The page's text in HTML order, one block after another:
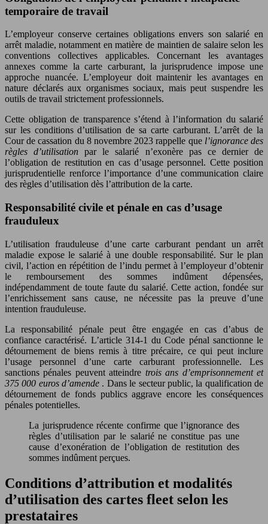
temporaire de travail
L’employeur conserve certaines obligations envers son salarié en
arrêt maladie, notamment en matière de maintien de salaire selon les
conventions collectives applicables. Concernant les avantages
annexes comme la carte carburant, la jurisprudence impose une
approche nuancée. L’employeur doit maintenir les avantages en
nature déclarés aux organismes sociaux, mais peut suspendre les
outils de travail strictement professionnels.
Cette obligation de transparence s’étend à l’information du salarié
sur les conditions d’utilisation de sa carte carburant. L’arrêt de la
Cour de cassation du 8 novembre 2023 rappelle que l’ignorance des
règles d’utilisationpar le salarié n’exonère pas ce dernier de
l’obligation de restitution en cas d’usage personnel. Cette position
jurisprudentielle renforce l’importance d’une communication claire
des règles d’utilisation dès l’attribution de la carte.
Responsabilité civile et pénale en cas d’usage
frauduleux
L’utilisation frauduleuse d’une carte carburant pendant un arrêt
maladie expose le salarié à une double responsabilité. Sur le plan
civil, l’action en répétition de l’indu permet à l’employeur d’obtenir
le remboursement des sommes indûment dépensées,
indépendamment de toute faute du salarié. Cette action, fondée sur
l’enrichissement sans cause, ne nécessite pas la preuve d’une
intention frauduleuse.
La responsabilité pénale peut être engagée en cas d’abus de
confiance caractérisé. L’article 314-1 du Code pénal sanctionne le
détournement de biens remis à titre précaire, ce qui peut inclure
l’usage personnel d’une carte carburant professionnelle. Les
sanctions pénales peuvent atteindre trois ans d’emprisonnement et
375 000 euros d’amende . Dans le secteur public, la qualification de
détournement de fonds publics aggrave encore les conséquences
pénales potentielles.
La jurisprudence récente confirme que l’ignorance des
règles d’utilisation par le salarié ne constitue pas une
cause d’exonération de l’obligation de restitution des
sommes indûment perçues.
Conditions d’attribution et modalités
d’utilisation des cartes fleet selon les
prestataires